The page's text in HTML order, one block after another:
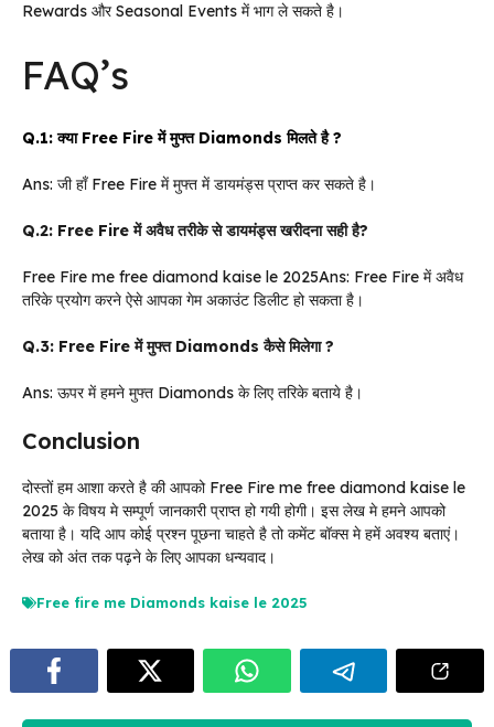
Rewards और Seasonal Events में भाग ले सकते है।
FAQ’s
Q.1: क्या Free Fire में मुफ्त Diamonds मिलते है ?
Ans: जी हाँ Free Fire में मुफ्त में डायमंड्स प्राप्त कर सकते है।
Q.2: Free Fire में अवैध तरीके से डायमंड्स खरीदना सही है?
Free Fire me free diamond kaise le 2025Ans: Free Fire में अवैध
तरिके प्रयोग करने ऐसे आपका गेम अकाउंट डिलीट हो सकता है।
Q.3: Free Fire में मुफ्त Diamonds कैसे मिलेगा ?
Ans: ऊपर में हमने मुफ्त Diamonds के लिए तरिके बताये है।
Conclusion
दोस्तों हम आशा करते है की आपको Free Fire me free diamond kaise le
2025 के विषय मे सम्पूर्ण जानकारी प्राप्त हो गयी होगी। इस लेख मे हमने आपको
बताया है। यदि आप कोई प्रश्न पूछना चाहते है तो कमेंट बॉक्स मे हमें अवश्य बताएं।
लेख को अंत तक पढ़ने के लिए आपका धन्यवाद।
Free fire me Diamonds kaise le 2025